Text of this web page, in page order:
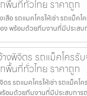
พื้นที่ทั่วไทย ราคาถูก
เสือ รถแมคโครให้เช่า รถแม็ค
อง พร้อมด้วยทีมงานที่มีประส
งพิจิตร รถแม็คโครรั
พื้นที่ทั่วไทย ราคาถูก
ร รถแมคโครให้เช่า รถแม็คโ
ร้อมด้วยทีมงานที่มีประสบการ